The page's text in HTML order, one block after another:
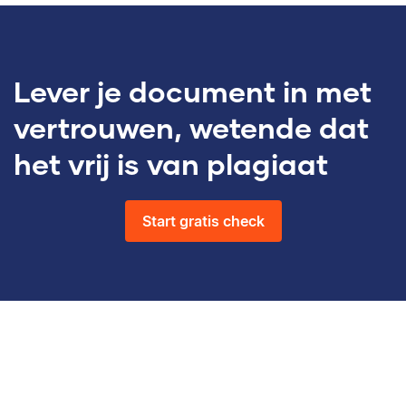
Lever je document in met
vertrouwen, wetende dat
het vrij is van plagiaat
Start gratis check